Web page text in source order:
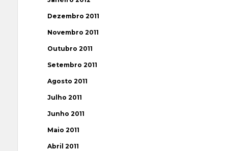
Dezembro 2011
Novembro 2011
Outubro 2011
Setembro 2011
Agosto 2011
Julho 2011
Junho 2011
Maio 2011
Abril 2011